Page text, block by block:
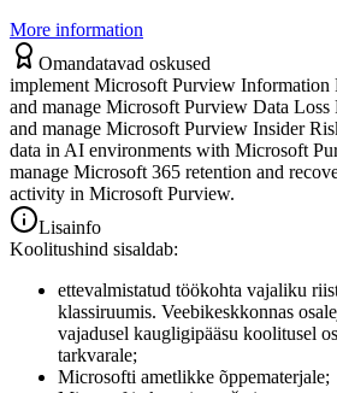
More information
Omandatavad oskused
implement Microsoft Purview Information
and manage Microsoft Purview Data Loss
and manage Microsoft Purview Insider
data in AI environments with Microsoft
manage Microsoft 365 retention and
activity in Microsoft Purview.
Lisainfo
Koolitushind sisaldab:
ettevalmistatud töökohta vajaliku
klassiruumis. Veebikeskkonnas
vajadusel kaugligipääsu koolitusel
tarkvarale;
Microsofti ametlikke õppematerjale;